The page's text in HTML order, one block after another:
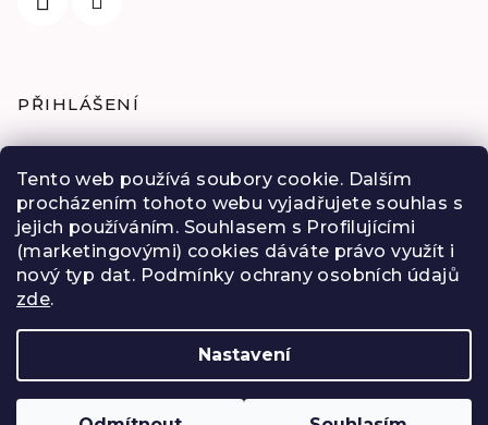
Tento web používá soubory cookie. Dalším
procházením tohoto webu vyjadřujete souhlas s
jejich používáním. Souhlasem s Profilujícími
(marketingovými) cookies dáváte právo využít i
nový typ dat. Podmínky ochrany osobních údajů
zde.
Nastavení
PŘIHLÁŠENÍ
Heslo
Přihlásit se
Nová registrace
Všechna práva vyhrazena.